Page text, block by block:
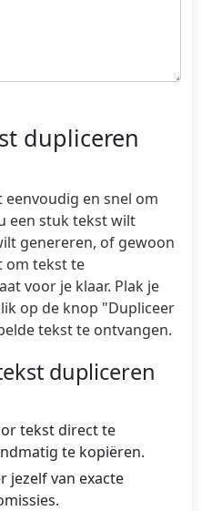
dupliceren
en snel om
een stuk tekst wilt
genereren, of gewoon
om tekst te
voor je klaar. Plak je
op de knop "Dupliceer
tekst te ontvangen.
dupliceren
tekst direct te
te kopiëren.
jezelf van exacte